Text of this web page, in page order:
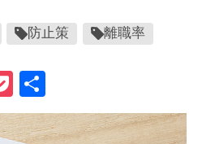
防止策 離職率
Pocket
有